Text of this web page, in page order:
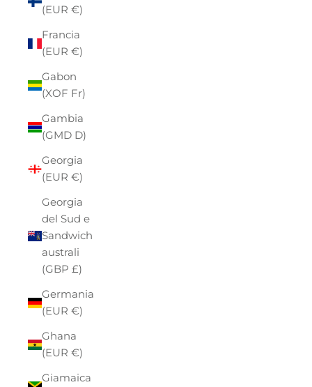
(EUR €)
Francia
(EUR €)
Gabon
(XOF Fr)
Gambia
(GMD D)
Georgia
(EUR €)
Georgia
del Sud e
Sandwich
australi
(GBP £)
Germania
(EUR €)
Ghana
(EUR €)
Giamaica